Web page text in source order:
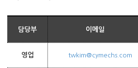
담당부 이메일
영업 twkim@cymechs.com